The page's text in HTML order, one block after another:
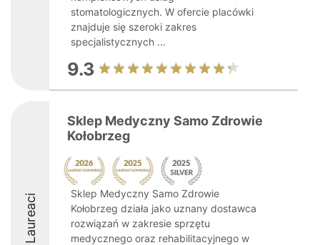
stomatologicznych. W ofercie placówki
znajduje się szeroki zakres
specjalistycznych ...
9.3
Laureaci
Sklep Medyczny Samo Zdrowie
Kołobrzeg
Sklep Medyczny Samo Zdrowie
Kołobrzeg działa jako uznany dostawca
rozwiązań w zakresie sprzętu
medycznego oraz rehabilitacyjnego w